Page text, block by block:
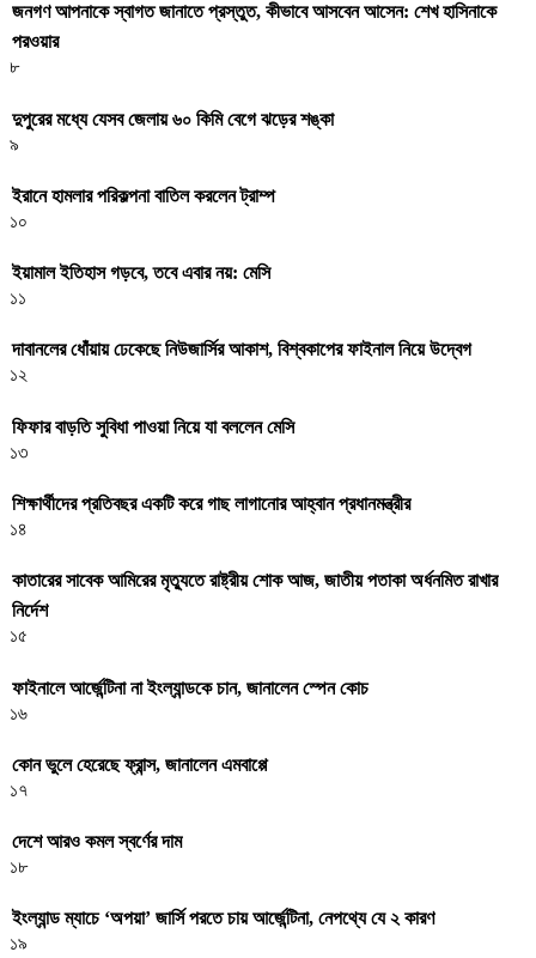
জনগণ আপনাকে স্বাগত জানাতে প্রস্তুত, কীভাবে আসবেন আসেন: শেখ হাসিনাকে
পরওয়ার
৮
দুপুরের মধ্যে যেসব জেলায় ৬০ কিমি বেগে ঝড়ের শঙ্কা
৯
ইরানে হামলার পরিকল্পনা বাতিল করলেন ট্রাম্প
১০
ইয়ামাল ইতিহাস গড়বে, তবে এবার নয়: মেসি
১১
দাবানলের ধোঁয়ায় ঢেকেছে নিউজার্সির আকাশ, বিশ্বকাপের ফাইনাল নিয়ে উদ্বেগ
১২
ফিফার বাড়তি সুবিধা পাওয়া নিয়ে যা বললেন মেসি
১৩
শিক্ষার্থীদের প্রতিবছর একটি করে গাছ লাগানোর আহ্বান প্রধানমন্ত্রীর
১৪
কাতারের সাবেক আমিরের মৃত্যুতে রাষ্ট্রীয় শোক আজ, জাতীয় পতাকা অর্ধনমিত রাখার
নির্দেশ
১৫
ফাইনালে আর্জেন্টিনা না ইংল্যান্ডকে চান, জানালেন স্পেন কোচ
১৬
কোন ভুলে হেরেছে ফ্রান্স, জানালেন এমবাপ্পে
১৭
দেশে আরও কমল স্বর্ণের দাম
১৮
ইংল্যান্ড ম্যাচে ‘অপয়া’ জার্সি পরতে চায় আর্জেন্টিনা, নেপথ্যে যে ২ কারণ
১৯